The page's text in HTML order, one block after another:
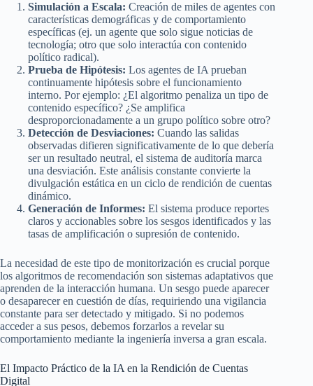
Simulación a Escala: Creación de miles de agentes con
características demográficas y de comportamiento
específicas (ej. un agente que solo sigue noticias de
tecnología; otro que solo interactúa con contenido
político radical).
Prueba de Hipótesis: Los agentes de IA prueban
continuamente hipótesis sobre el funcionamiento
interno. Por ejemplo: ¿El algoritmo penaliza un tipo de
contenido específico? ¿Se amplifica
desproporcionadamente a un grupo político sobre otro?
Detección de Desviaciones: Cuando las salidas
observadas difieren significativamente de lo que debería
ser un resultado neutral, el sistema de auditoría marca
una desviación. Este análisis constante convierte la
divulgación estática en un ciclo de rendición de cuentas
dinámico.
Generación de Informes: El sistema produce reportes
claros y accionables sobre los sesgos identificados y las
tasas de amplificación o supresión de contenido.
La necesidad de este tipo de monitorización es crucial porque
los algoritmos de recomendación son sistemas adaptativos que
aprenden de la interacción humana. Un sesgo puede aparecer
o desaparecer en cuestión de días, requiriendo una vigilancia
constante para ser detectado y mitigado. Si no podemos
acceder a sus pesos, debemos forzarlos a revelar su
comportamiento mediante la ingeniería inversa a gran escala.
El Impacto Práctico de la IA en la Rendición de Cuentas
Digital